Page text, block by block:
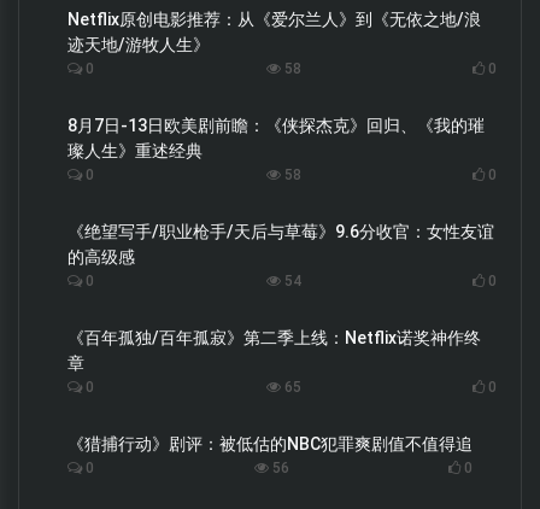
Netflix原创电影推荐：从《爱尔兰人》到《无依之地/浪
迹天地/游牧人生》
0 58 0
8月7日-13日欧美剧前瞻：《侠探杰克》回归、《我的璀
璨人生》重述经典
0 58 0
《绝望写手/职业枪手/天后与草莓》9.6分收官：女性友谊
的高级感
0 54 0
《百年孤独/百年孤寂》第二季上线：Netflix诺奖神作终
章
0 65 0
《猎捕行动》剧评：被低估的NBC犯罪爽剧值不值得追
0 56 0